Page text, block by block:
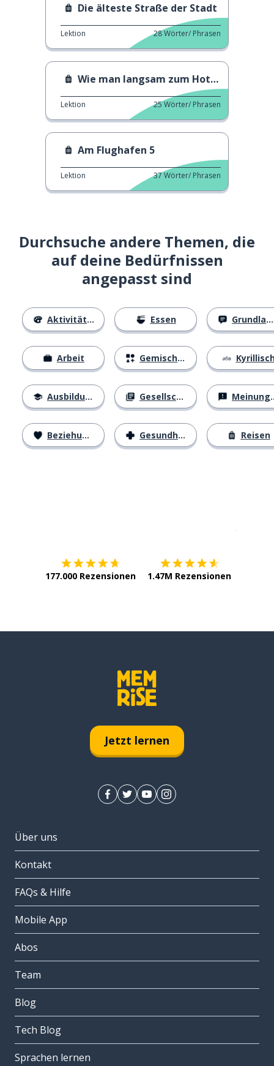
Die älteste Straße der Stadt
Lektion 28Wörter/ Phrasen
Wie man langsam zum Hotel gelangt
Lektion 25Wörter/ Phrasen
Am Flughafen 5
Lektion 37Wörter/ Phrasen
Durchsuche andere Themen, die
auf deine Bedürfnissen
angepasst sind
Aktivitäten
Arbeit
Ausbildung
Beziehungen
Essen
Gemischtes
Gesellschaft
Gesundheit
Grundlagen
Meinungen
Reisen
177.000 Rezensionen 1.47M Rezensionen
Jetzt lernen
Über uns
Kontakt
FAQs & Hilfe
Mobile App
Abos
Team
Blog
Tech Blog
Sprachen lernen